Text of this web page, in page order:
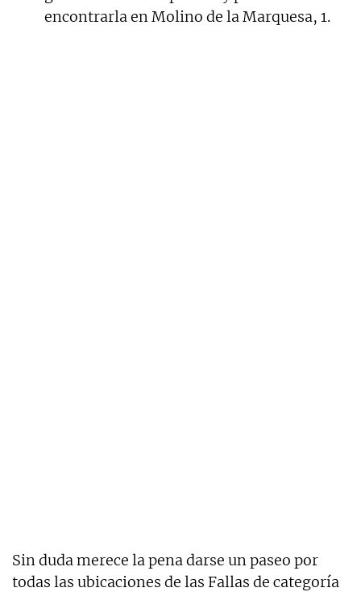
encontrarla en Molino de la Marquesa, 1.
Sin duda merece la pena darse un paseo por
todas las ubicaciones de las Fallas de categoría